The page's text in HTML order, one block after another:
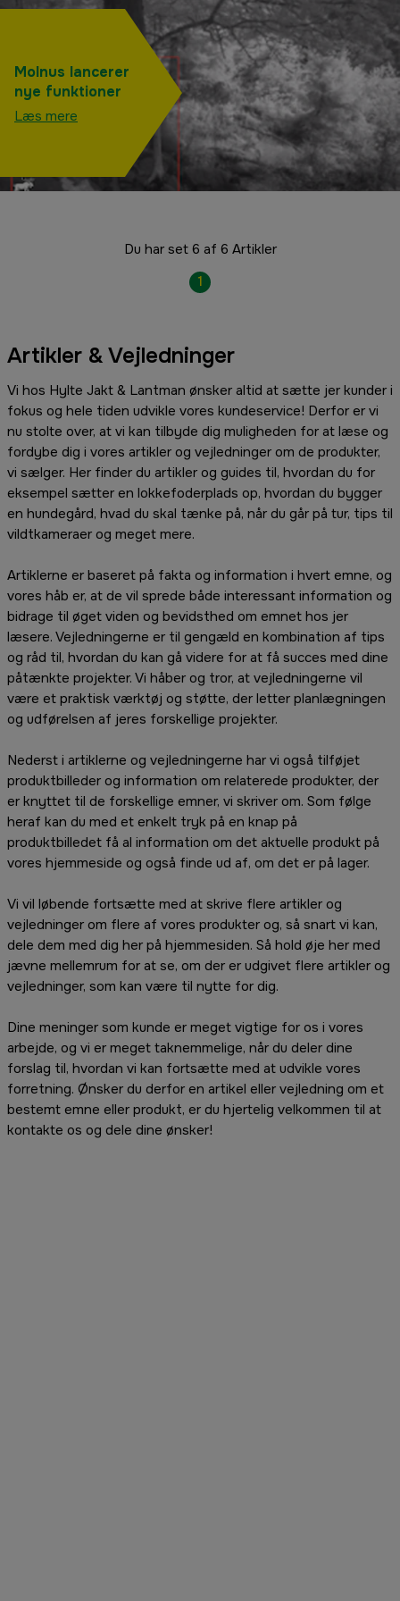
Molnus lancerer
nye funktioner
Læs mere
Du har set 6 af 6 Artikler
1
Artikler & Vejledninger
Vi hos Hylte Jakt & Lantman ønsker altid at sætte jer kunder i
fokus og hele tiden udvikle vores kundeservice! Derfor er vi
nu stolte over, at vi kan tilbyde dig muligheden for at læse og
fordybe dig i vores artikler og vejledninger om de produkter,
vi sælger. Her finder du artikler og guides til, hvordan du for
eksempel sætter en lokkefoderplads op, hvordan du bygger
en hundegård, hvad du skal tænke på, når du går på tur, tips til
vildtkameraer og meget mere.
Artiklerne er baseret på fakta og information i hvert emne, og
vores håb er, at de vil sprede både interessant information og
bidrage til øget viden og bevidsthed om emnet hos jer
læsere. Vejledningerne er til gengæld en kombination af tips
og råd til, hvordan du kan gå videre for at få succes med dine
påtænkte projekter. Vi håber og tror, at vejledningerne vil
være et praktisk værktøj og støtte, der letter planlægningen
og udførelsen af jeres forskellige projekter.
Nederst i artiklerne og vejledningerne har vi også tilføjet
produktbilleder og information om relaterede produkter, der
er knyttet til de forskellige emner, vi skriver om. Som følge
heraf kan du med et enkelt tryk på en knap på
produktbilledet få al information om det aktuelle produkt på
vores hjemmeside og også finde ud af, om det er på lager.
Vi vil løbende fortsætte med at skrive flere artikler og
vejledninger om flere af vores produkter og, så snart vi kan,
dele dem med dig her på hjemmesiden. Så hold øje her med
jævne mellemrum for at se, om der er udgivet flere artikler og
vejledninger, som kan være til nytte for dig.
Dine meninger som kunde er meget vigtige for os i vores
arbejde, og vi er meget taknemmelige, når du deler dine
forslag til, hvordan vi kan fortsætte med at udvikle vores
forretning. Ønsker du derfor en artikel eller vejledning om et
bestemt emne eller produkt, er du hjertelig velkommen til at
kontakte os og dele dine ønsker!